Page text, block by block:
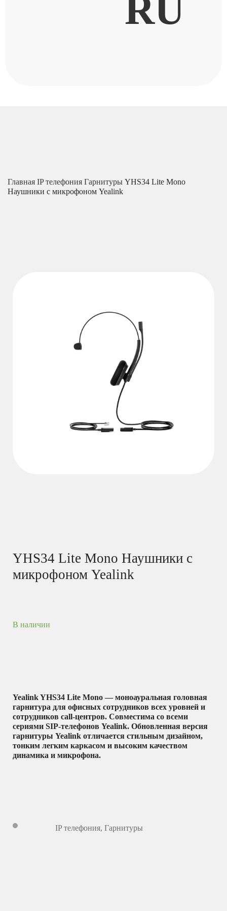
RU
Главная IP телефония Гарнитуры YHS34 Lite Mono
Наушники с микрофоном Yealink
YHS34 Lite Mono Наушники с
микрофоном Yealink
В наличии
Yealink YHS34 Lite Mono — моноауральная головная
гарнитура для офисных сотрудников всех уровней и
сотрудников call-центров. Совместима со всеми
сериями SIP-телефонов Yealink. Обновленная версия
гарнитуры Yealink отличается стильным дизайном,
тонким легким каркасом и высоким качеством
динамика и микрофона.
IP телефония, Гарнитуры